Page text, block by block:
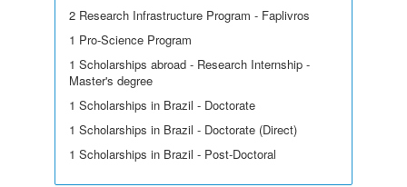
2 Research Infrastructure Program - Faplivros
1 Pro-Science Program
1 Scholarships abroad - Research Internship -
Master's degree
1 Scholarships in Brazil - Doctorate
1 Scholarships in Brazil - Doctorate (Direct)
1 Scholarships in Brazil - Post-Doctoral